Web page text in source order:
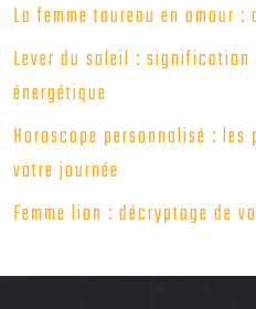
La femme taureau en amour
Lever du soleil :
énergétique
Horoscope personnalisé : les
votre journée
Femme lion : décryptage de